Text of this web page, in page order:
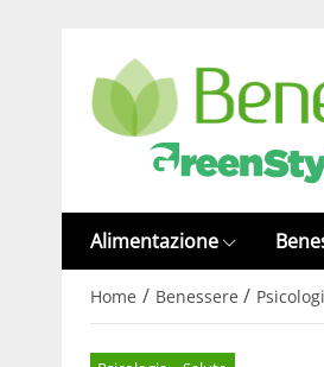
Alimentazione
Home / Benessere /